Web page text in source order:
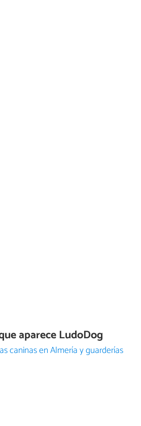
aparece LudoDog
caninas en Almería y guarderías